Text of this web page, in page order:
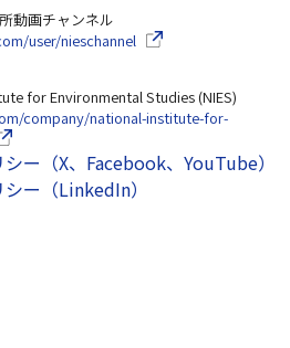
動画チャンネル
user/nieschannel （別ウインドウで開き
for Environmental Studies (NIES)
company/national-institute-for-
ウインドウで開きます）
ー（X、Facebook、YouTube）
ー（LinkedIn）